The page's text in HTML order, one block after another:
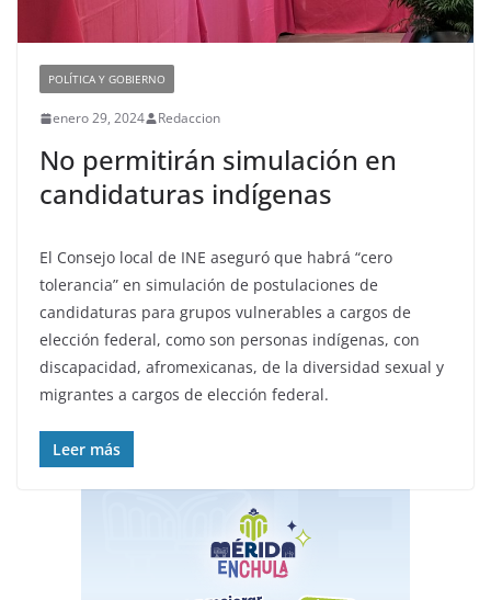
POLÍTICA Y GOBIERNO
enero 29, 2024 Redaccion
No permitirán simulación en
candidaturas indígenas
El Consejo local de INE aseguró que habrá “cero
tolerancia” en simulación de postulaciones de
candidaturas para grupos vulnerables a cargos de
elección federal, como son personas indígenas, con
discapacidad, afromexicanas, de la diversidad sexual y
migrantes a cargos de elección federal.
Leer más